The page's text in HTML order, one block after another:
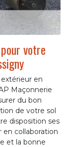
votre
en
Maçonnerie
du bon
de votre sol
disposition ses
en collaboration
et la bonne